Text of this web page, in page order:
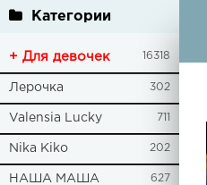
Категории
+ Для девочек 16318
Лерочка 302
Valensia Lucky 711
Nika Kiko 202
НАША МАША 627